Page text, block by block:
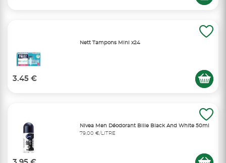
Nett Tampons Mini x24
3.45 €
Nivea Men Déodorant Bille Black And White 50ml
79,00 €/LITRE